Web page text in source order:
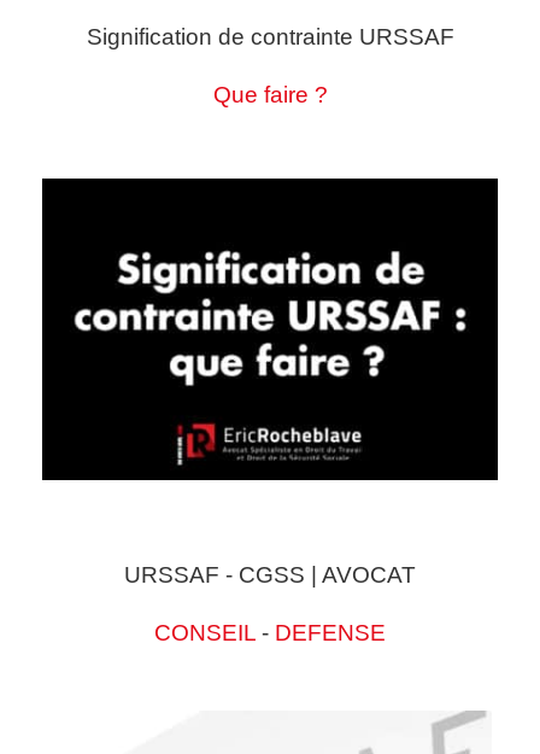
Signification de contrainte URSSAF
Que faire ?
URSSAF - CGSS | AVOCAT
CONSEIL - DEFENSE